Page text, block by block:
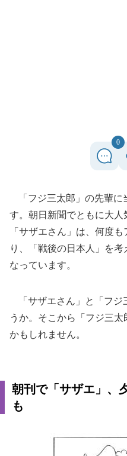
0
「フジ三太郎」の先輩に
す。朝日新聞でともに大人
「サザエさん」は、何度
り、「戦後の日本人」を
なっています。
「サザエさん」と「フジ
うか。そこから「フジ三
かもしれません。
朝刊で「サザエ」、
も